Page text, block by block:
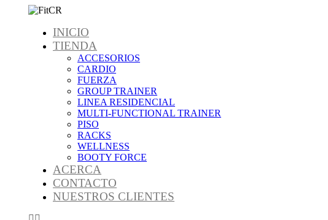
Omitir
INICIO
TIENDA
ACCESORIOS
CARDIO
FUERZA
GROUP TRAINER
LINEA RESIDENCIAL
MULTI-FUNCTIONAL TRAINER
PISO
RACKS
WELLNESS
BOOTY FORCE
ACERCA
CONTACTO
NUESTROS CLIENTES